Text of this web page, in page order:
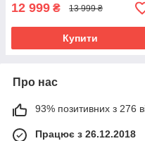
12 999 ₴ 13 999 ₴
Купити
Про нас
93% позитивних з 276
Працює з 26.12.2018